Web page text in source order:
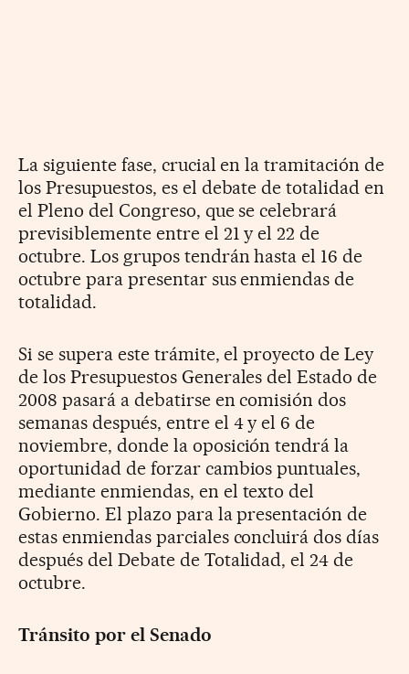
La siguiente fase, crucial en la tramitación de
los Presupuestos, es el debate de totalidad en
el Pleno del Congreso, que se celebrará
previsiblemente entre el 21 y el 22 de
octubre. Los grupos tendrán hasta el 16 de
octubre para presentar sus enmiendas de
totalidad.
Si se supera este trámite, el proyecto de Ley
de los Presupuestos Generales del Estado de
2008 pasará a debatirse en comisión dos
semanas después, entre el 4 y el 6 de
noviembre, donde la oposición tendrá la
oportunidad de forzar cambios puntuales,
mediante enmiendas, en el texto del
Gobierno. El plazo para la presentación de
estas enmiendas parciales concluirá dos días
después del Debate de Totalidad, el 24 de
octubre.
Tránsito por el Senado